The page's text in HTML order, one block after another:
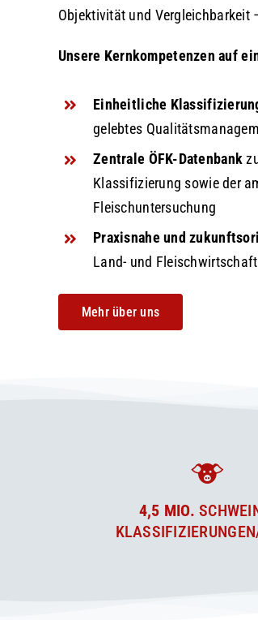
Objektivität und
Unsere Kernkompetenzen auf
Einheitliche
gelebtes
Zentrale ÖFK-Datenbank
Klassifizierung sowie der
Fleischuntersuchung
Praxisnahe und
Land- und Fleischwirtschaft
Mehr über uns
4,5 MIO.